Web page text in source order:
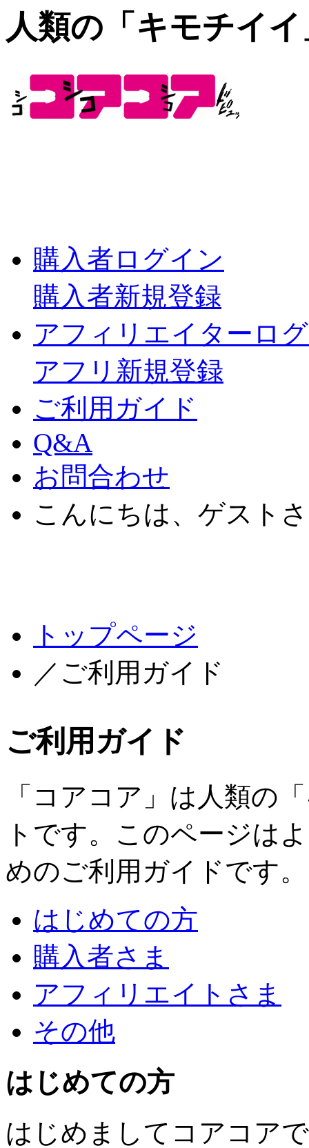
人類の「キモチイ
購入者ログイン
購入者新規登録
アフィリエイターロ
アフリ新規登録
ご利用ガイド
Q&A
お問合わせ
こんにちは、ゲスト
トップページ
／ご利用ガイド
ご利用ガイド
「コアコア」は人類の
トです。このページは
めのご利用ガイドです。
はじめての方
購入者さま
アフィリエイトさま
その他
はじめての方
はじめましてコアコア